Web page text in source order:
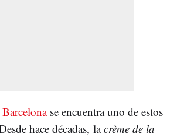
Barcelonase encuentra uno de estos
hace décadas, lacrème de la